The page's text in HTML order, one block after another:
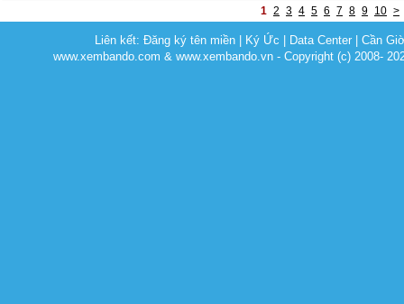
1 2 3 4 5 6 7 8 9 10 >
Liên kết:Đăng ký tên miền Ký Ức Data Center |Cần
www.xembando.com & www.xembando.vn - Copyright (c) 2008-